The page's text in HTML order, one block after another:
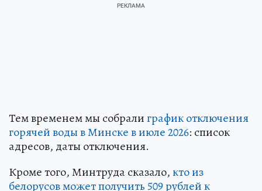
Тем временем мы собралиграфик отключения
горячей воды в Минске в июле 2026: список
адресов, даты отключения.
Кроме того, Минтруда сказало,кто из
белорусов может получить 509 рублей к